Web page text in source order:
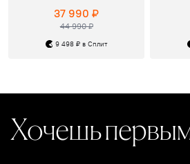
44 990 ₽
37 990 ₽
9 498 ₽ в Сплит
Хочешь первым